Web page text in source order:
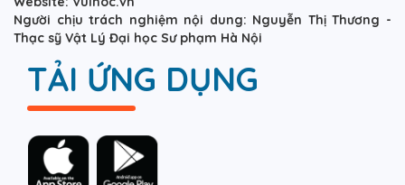
Người chịu trách nghiệm nội dung: Nguyễn Thị Thương -
Thạc sỹ Vật Lý Đại học Sư phạm Hà Nội
TẢI ỨNG DỤNG